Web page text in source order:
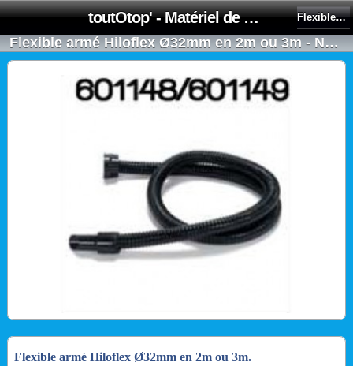
toutOtop' - Matériel de nettoyage, produit d'entretien, lubrifiant pour professionnel et particulier Flexibles, Tubes, Adaptateurs
Flexible armé Hiloflex Ø32mm en 2m ou 3m - NUMATIC
Flexible armé Hiloflex Ø32mm en 2m ou 3m.